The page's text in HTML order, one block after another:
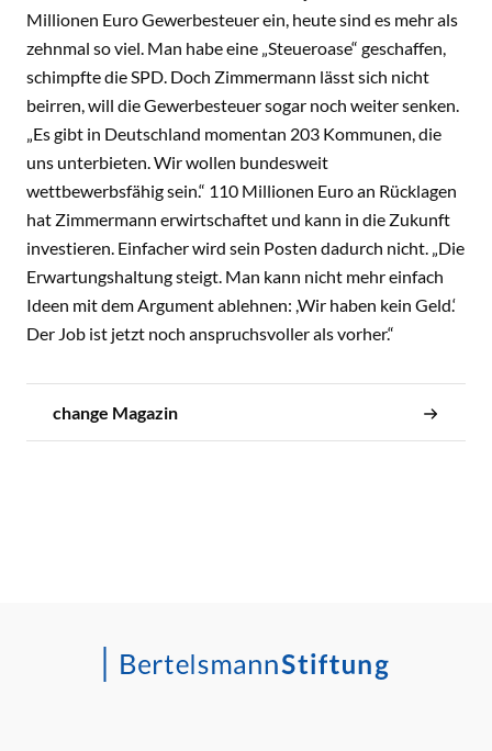
Millionen Euro Gewerbesteuer ein, heute sind es mehr als
zehnmal so viel. Man habe eine „Steueroase“ geschaffen,
schimpfte die SPD. Doch Zimmermann lässt sich nicht
beirren, will die Gewerbesteuer sogar noch weiter senken.
„Es gibt in Deutschland momentan 203 Kommunen, die
uns unterbieten. Wir wollen bundesweit
wettbewerbsfähig sein.“ 110 Millionen Euro an Rücklagen
hat Zimmermann erwirtschaftet und kann in die Zukunft
investieren. Einfacher wird sein Posten dadurch nicht. „Die
Erwartungshaltung steigt. Man kann nicht mehr einfach
Ideen mit dem Argument ablehnen: ,Wir haben kein Geld.‘
Der Job ist jetzt noch anspruchsvoller als vorher.“
change Magazin